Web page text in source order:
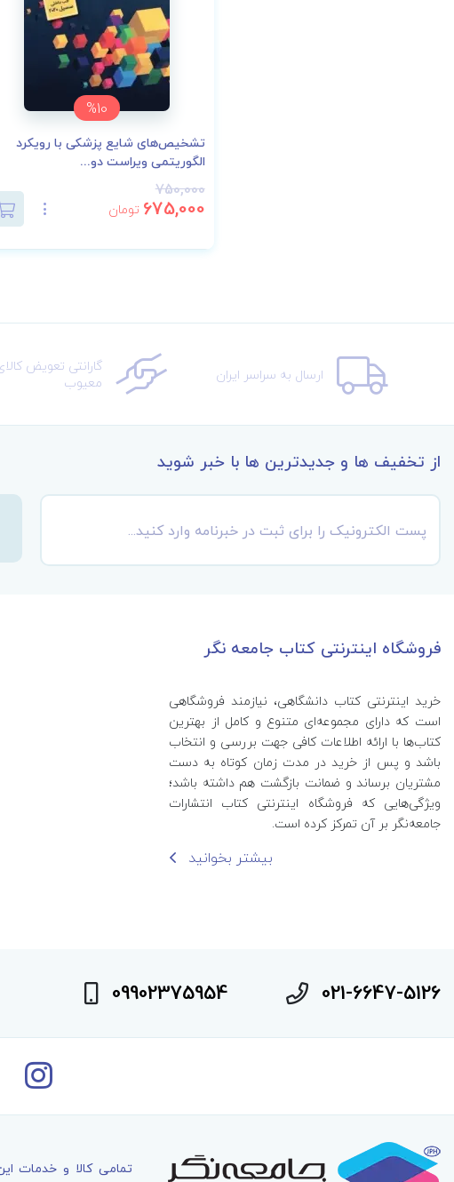
%10
تشخیص‌های شایع پزشکی با رویکرد
الگوریتمی ویراست دو...
750,000
675,000 تومان
ارسال به سراسر ایران گارانتی تعویض
معیوب
از تخفیف ها و جدیدترین ها با خبر شوید
فروشگاه اینترنتی کتاب جامعه نگر
خرید اینترنتی کتاب‌ دانشگاهی، نیازمند فروشگاهی
است که دارای مجموعه‌ای متنوع و کامل از بهترین
کتاب‌ها با ارائه اطلاعات کافی جهت بررسی و انتخاب
باشد و پس از خرید در مدت زمان کوتاه به دست
مشتریان برساند و ضمانت بازگشت هم داشته باشد؛
ویژگی‌هایی که فروشگاه اینترنتی کتاب انتشارات
جامعه‌نگر بر آن تمرکز کرده است.
بیشتر بخوانید
021-6647-5126
09902375954
تمامی کالا و خدمات